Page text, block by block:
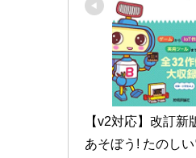
【v2対応】改訂新
あそぼう! たのし